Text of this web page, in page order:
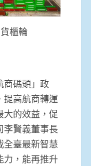
櫃輪
商碼頭」政
提高航商轉運
大的效益，促
李賢義董事長
全臺最新智慧
力，能再推升